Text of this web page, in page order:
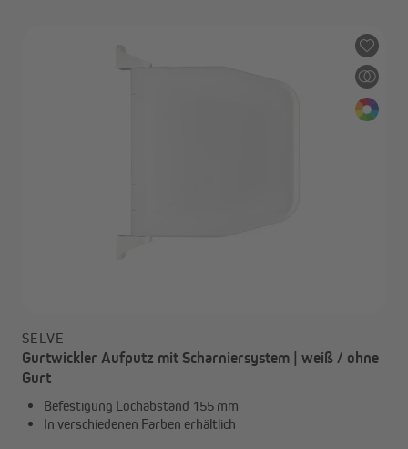
SELVE
Gurtwickler Aufputz mit Scharniersystem | weiß / ohne
Gurt
Befestigung Lochabstand 155 mm
In verschiedenen Farben erhältlich